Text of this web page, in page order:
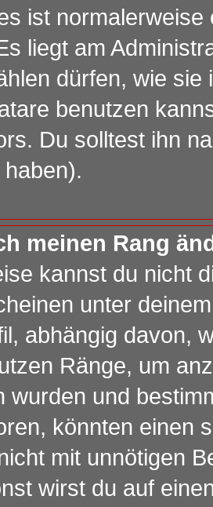
ist
liegt am
dürfen, wie
benutzen
Du solltest ihn
meinen Rang
kannst du nicht
unter
abhängig davon,
Ränge, um
wurden und
könnten einen
mit unnötigen
wirst du auf